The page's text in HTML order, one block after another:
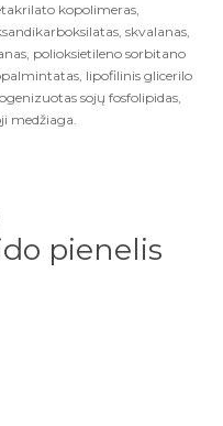
kopolimeras,
skvalanas,
polioksietileno sorbitano
lipofilinis glicerilo
sojų fosfolipidas,
medžiaga.
pienelis